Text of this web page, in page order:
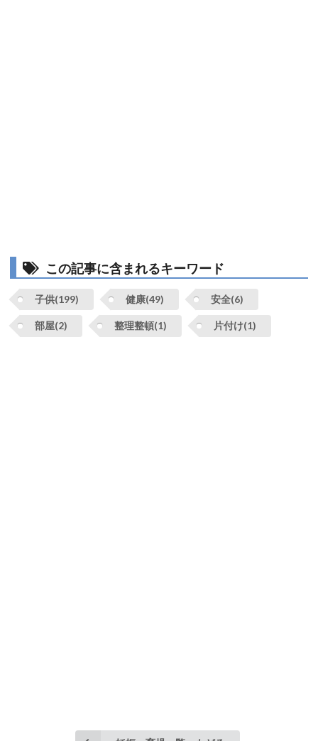
この記事に含まれるキーワード
子供(199) 健康(49) 安全(6)
部屋(2) 整理整頓(1) 片付け(1)